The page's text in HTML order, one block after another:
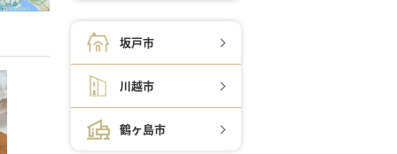
坂戸市
川越市
鶴ヶ島市